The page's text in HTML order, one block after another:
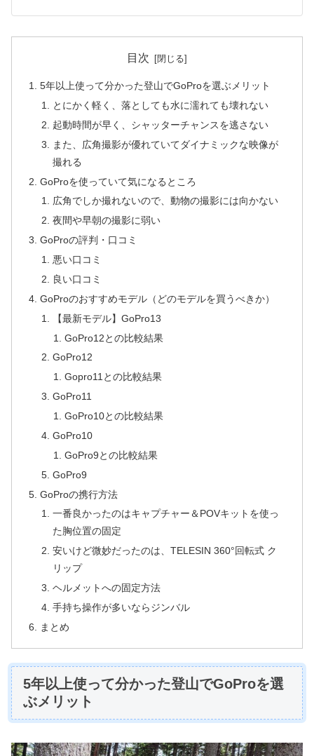
目次
5年以上使って分かった登山でGoProを選ぶメリット
とにかく軽く、落としても水に濡れても壊れない
起動時間が早く、シャッターチャンスを逃さない
また、広角撮影が優れていてダイナミックな映像が
撮れる
GoProを使っていて気になるところ
広角でしか撮れないので、動物の撮影には向かない
夜間や早朝の撮影に弱い
GoProの評判・口コミ
悪い口コミ
良い口コミ
GoProのおすすめモデル（どのモデルを買うべきか）
【最新モデル】GoPro13
GoPro12との比較結果
GoPro12
Gopro11との比較結果
GoPro11
GoPro10との比較結果
GoPro10
GoPro9との比較結果
GoPro9
GoProの携行方法
一番良かったのはキャプチャー＆POVキットを使っ
た胸位置の固定
安いけど微妙だったのは、TELESIN 360°回転式 ク
リップ
ヘルメットへの固定方法
手持ち操作が多いならジンバル
まとめ
5年以上使って分かった登山でGoProを選
ぶメリット